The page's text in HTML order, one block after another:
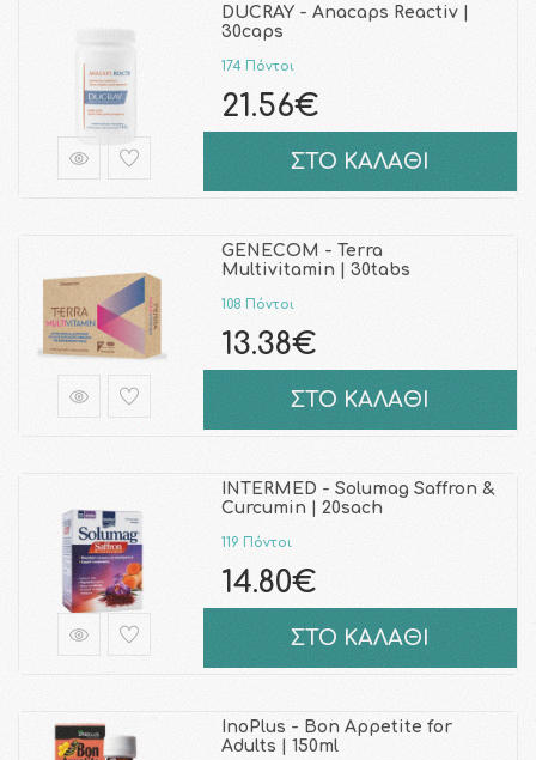
DUCRAY - Anacaps Reactiv |
30caps
174 Πόντοι
21.56€
ΣΤΟ ΚΑΛΑΘΙ
GENECOM - Terra
Multivitamin | 30tabs
108 Πόντοι
13.38€
ΣΤΟ ΚΑΛΑΘΙ
INTERMED - Solumag Saffron &
Curcumin | 20sach
119 Πόντοι
14.80€
ΣΤΟ ΚΑΛΑΘΙ
InoPlus - Bon Appetite for
Adults | 150ml